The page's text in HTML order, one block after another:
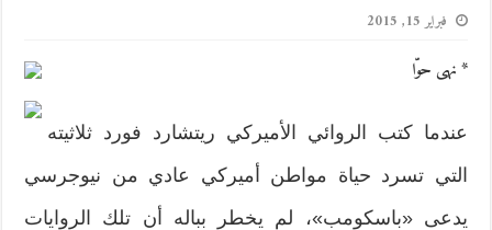
فبراير 15, 2015
* نهى حوّا
عندما كتب الروائي الأميركي ريتشارد فورد ثلاثيته
التي تسرد حياة مواطن أميركي عادي من نيوجرسي
يدعى «باسكومب»، لم يخطر بباله أن تلك الروايات